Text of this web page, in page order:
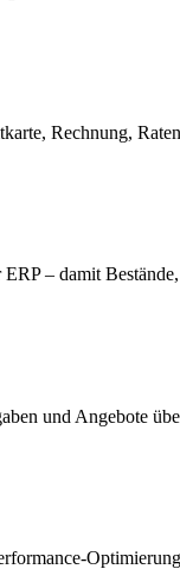
Rechnung,
– damit
und Angebote